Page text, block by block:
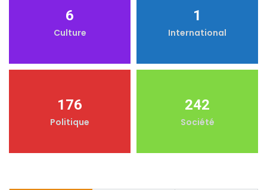
6
Culture
1
International
176
Politique
242
Société